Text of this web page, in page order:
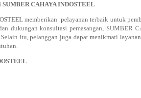
CAHAYA INDOSTEEL
memberikan pelayanan terbaik untuk
dukungan konsultasi pemasangan, SUMBER
itu, pelanggan juga dapat menikmati